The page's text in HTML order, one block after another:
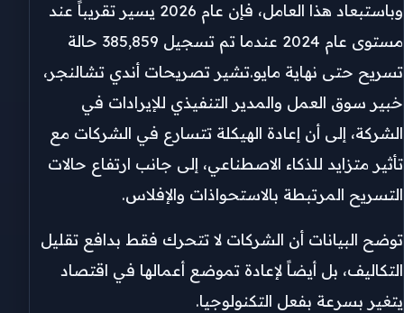
وباستبعاد هذا العامل، فإن عام 2026 يسير تقريباً عند
مستوى عام 2024 عندما تم تسجيل 385,859 حالة
تسريح حتى نهاية مايو.تشير تصريحات أندي تشالنجر،
خبير سوق العمل والمدير التنفيذي للإيرادات في
الشركة، إلى أن إعادة الهيكلة تتسارع في الشركات مع
تأثير متزايد للذكاء الاصطناعي، إلى جانب ارتفاع حالات
التسريح المرتبطة بالاستحواذات والإفلاس.
توضح البيانات أن الشركات لا تتحرك فقط بدافع تقليل
التكاليف، بل أيضاً لإعادة تموضع أعمالها في اقتصاد
يتغير بسرعة بفعل التكنولوجيا.